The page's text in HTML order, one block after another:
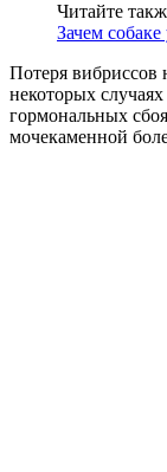
Читайте
Зачем
Потеря вибриссов
некоторых
гормональных
мочекаменной